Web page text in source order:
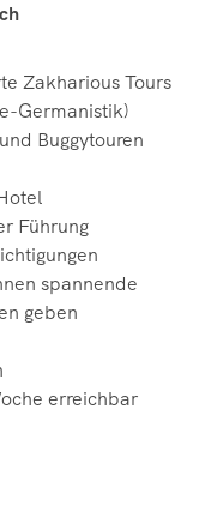
Zakharious Tours
Germanistik)
Buggytouren
Führung
spannende
geben
erreichbar